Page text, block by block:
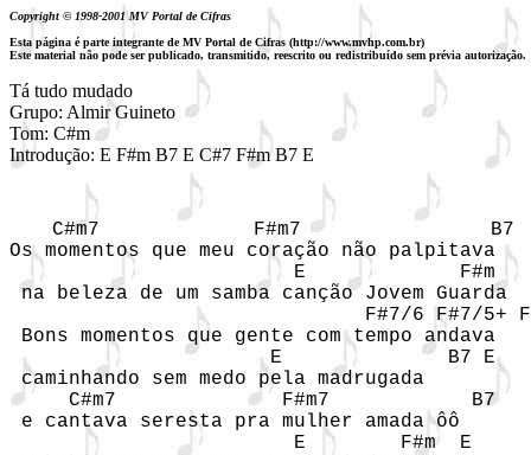
Copyright © 1998-2001 MV Portal de Cifras
Esta página é parte integrante de MV Portal de Cifras (http://www.mvhp.com.br)
Este material não pode ser publicado, transmitido, reescrito ou redistribuído sem prévia autorização.
Tá tudo mudado
Grupo: Almir Guineto
Tom: C#m
Introdução: E F#m B7 E C#7 F#m B7 E
  C#m7             F#m7                B7
Os momentos que meu coração não palpitava
E             F#m
na beleza de um samba canção Jovem Guarda
F#7/6 F#7/5+
Bons momentos que gente com tempo andava
                      E              B7 E
caminhando sem medo pela madrugada
     C#m7              F#m7            B7
e cantava seresta pra mulher amada ôô
                        E        F#m  E